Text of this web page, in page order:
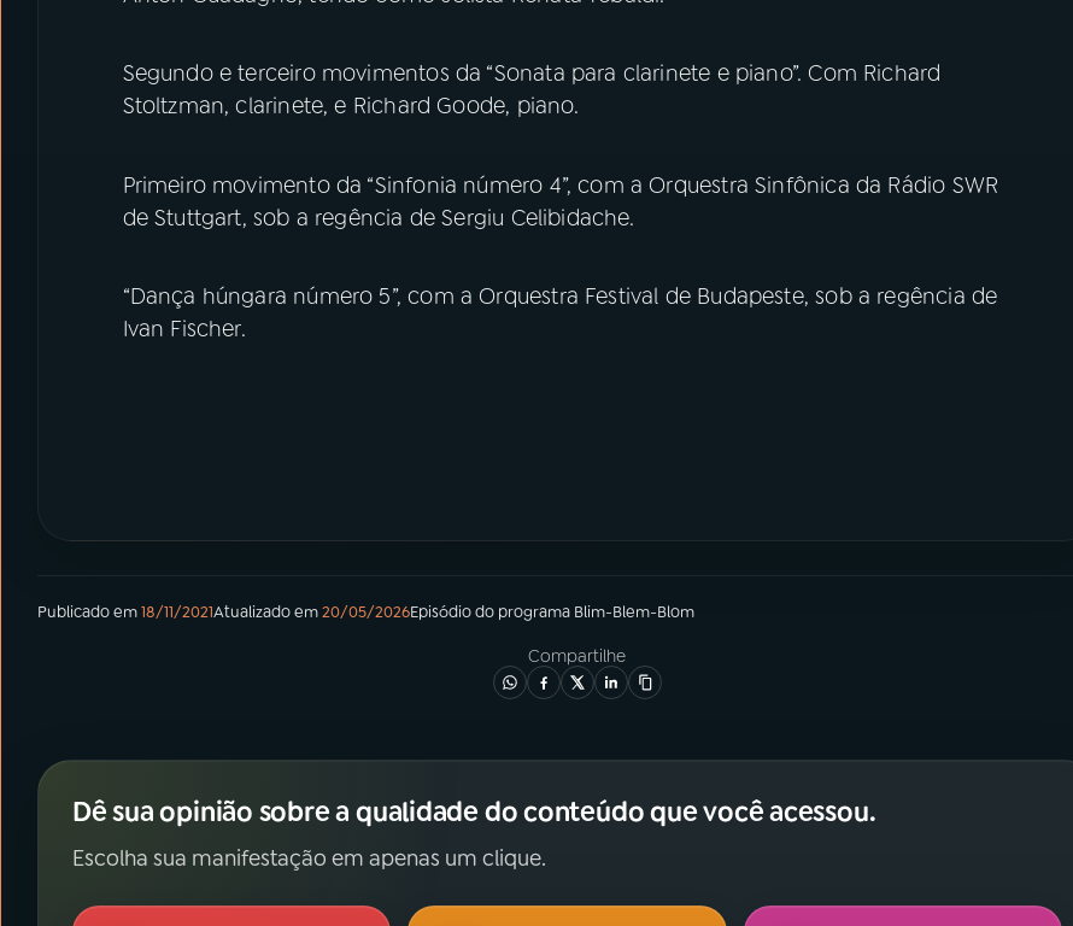
Segundo e terceiro movimentos da “Sonata para clarinete e piano”. Com Richard
Stoltzman, clarinete, e Richard Goode, piano.
Primeiro movimento da “Sinfonia número 4”, com a Orquestra Sinfônica da Rádio SWR
de Stuttgart, sob a regência de Sergiu Celibidache.
“Dança húngara número 5”, com a Orquestra Festival de Budapeste, sob a regência de
Ivan Fischer.
Publicado em18/11/2021Atualizado em20/05/2026Episódiodo programa Blim-Blem-Blom
Compartilhe
Dê sua opinião sobre a qualidade do conteúdo que você acessou.
Escolha sua manifestação em apenas um clique.